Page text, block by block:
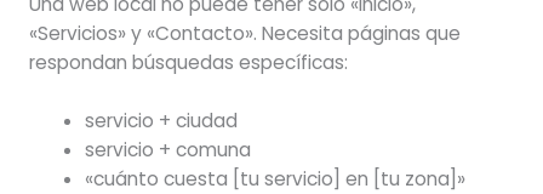
«Servicios» y «Contacto». Necesita páginas que
respondan búsquedas específicas:
servicio + ciudad
servicio + comuna
«cuánto cuesta [tu servicio] en [tu zona]»